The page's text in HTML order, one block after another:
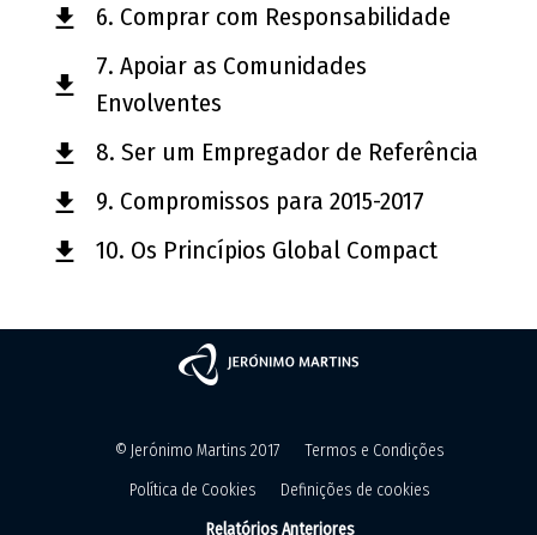
6. Comprar com Responsabilidade
7. Apoiar as Comunidades
Envolventes
8. Ser um Empregador de Referência
9. Compromissos para 2015-2017
10. Os Princípios Global Compact
© Jerónimo Martins 2017
Termos e Condições
Política de Cookies
Definições de cookies
Relatórios Anteriores